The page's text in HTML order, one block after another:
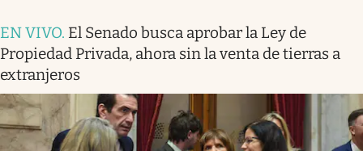
EN VIVO. El Senado busca aprobar la Ley de
Propiedad Privada, ahora sin la venta de tierras a
extranjeros